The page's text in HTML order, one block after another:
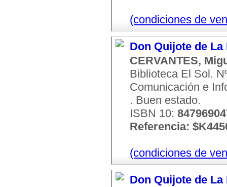
(condiciones de
Don Quijote de La
CERVANTES,
Biblioteca El Sol.
Comunicación e
. Buen estado.
ISBN 10:
Referencia:
(condiciones de
Don Quijote de La